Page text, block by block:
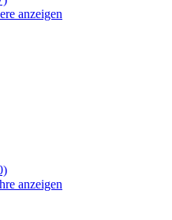
anzeigen
anzeigen